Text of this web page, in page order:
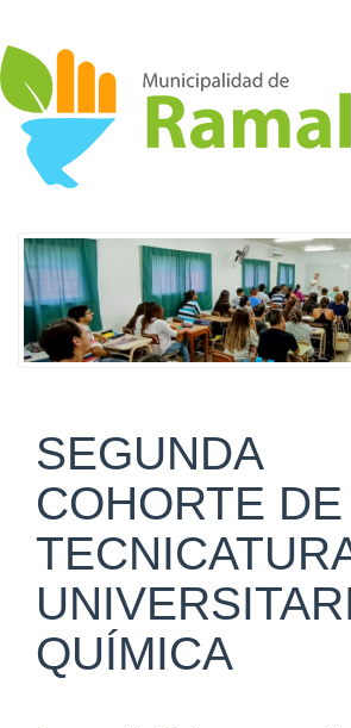
SEGUNDA
COHORTE
QUÍMICA